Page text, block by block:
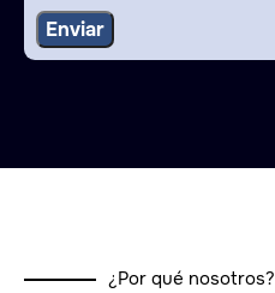
¿Por qué nosotros?